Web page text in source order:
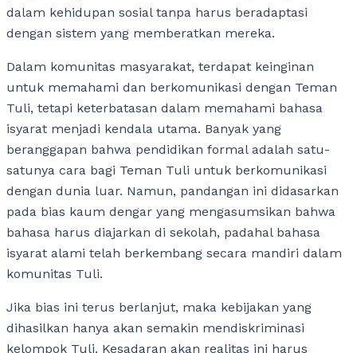
dalam kehidupan sosial tanpa harus beradaptasi
dengan sistem yang memberatkan mereka.
Dalam komunitas masyarakat, terdapat keinginan
untuk memahami dan berkomunikasi dengan Teman
Tuli, tetapi keterbatasan dalam memahami bahasa
isyarat menjadi kendala utama. Banyak yang
beranggapan bahwa pendidikan formal adalah satu-
satunya cara bagi Teman Tuli untuk berkomunikasi
dengan dunia luar. Namun, pandangan ini didasarkan
pada bias kaum dengar yang mengasumsikan bahwa
bahasa harus diajarkan di sekolah, padahal bahasa
isyarat alami telah berkembang secara mandiri dalam
komunitas Tuli.
Jika bias ini terus berlanjut, maka kebijakan yang
dihasilkan hanya akan semakin mendiskriminasi
kelompok Tuli. Kesadaran akan realitas ini harus